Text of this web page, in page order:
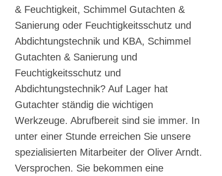
& Feuchtigkeit, Schimmel Gutachten &
Sanierung oder Feuchtigkeitsschutz und
Abdichtungstechnik und KBA, Schimmel
Gutachten & Sanierung und
Feuchtigkeitsschutz und
Abdichtungstechnik? Auf Lager hat
Gutachter ständig die wichtigen
Werkzeuge. Abrufbereit sind sie immer. In
unter einer Stunde erreichen Sie unsere
spezialisierten Mitarbeiter der Oliver Arndt.
Versprochen. Sie bekommen eine